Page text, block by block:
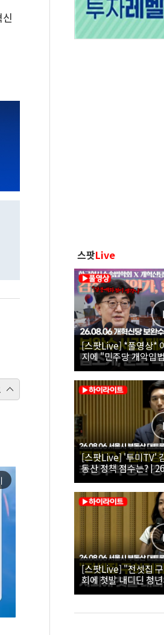
스팟Live
[스팟Live] *풀영상*
지에 "민주당 개악입
26.08.06 개혁신당 보
[스팟Live] '투미TV'
동산 정책 점수는? |
대토론회
[스팟Live] "전셋집
회에 첫발 내디딘 청
시 부동산 대토론회